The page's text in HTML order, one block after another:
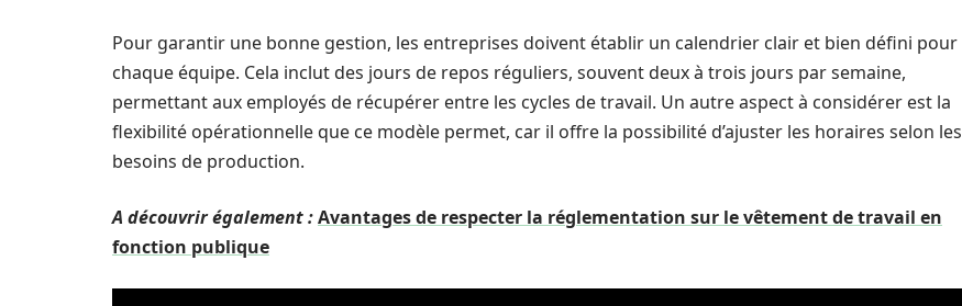
Pour garantir une bonne gestion, les entreprises doivent établir un calendrier clair et bien défini pour
chaque équipe. Cela inclut des jours de repos réguliers, souvent deux à trois jours par semaine,
permettant aux employés de récupérer entre les cycles de travail. Un autre aspect à considérer est la
flexibilité opérationnelle que ce modèle permet, car il offre la possibilité d’ajuster les horaires selon les
besoins de production.
A découvrir également :Avantages de respecter la réglementation sur le vêtement de travail en
fonction publique